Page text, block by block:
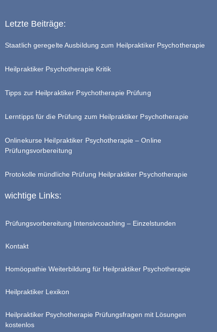
Letzte Beiträge:
Staatlich geregelte Ausbildung zum Heilpraktiker Psychotherapie
Heilpraktiker Psychotherapie Kritik
Tipps zur Heilpraktiker Psychotherapie Prüfung
Lerntipps für die Prüfung zum Heilpraktiker Psychotherapie
Onlinekurse Heilpraktiker Psychotherapie – Online
Prüfungsvorbereitung
Protokolle mündliche Prüfung Heilpraktiker Psychotherapie
wichtige Links:
Prüfungsvorbereitung Intensivcoaching – Einzelstunden
Kontakt
Homöopathie Weiterbildung für Heilpraktiker Psychotherapie
Heilpraktiker Lexikon
Heilpraktiker Psychotherapie Prüfungsfragen mit Lösungen
kostenlos